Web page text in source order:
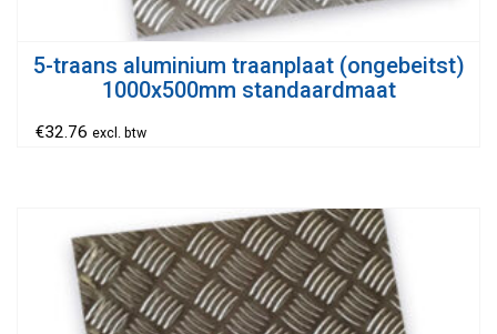
5-traans aluminium traanplaat (ongebeitst)
1000x500mm standaardmaat
€32.76 excl. btw